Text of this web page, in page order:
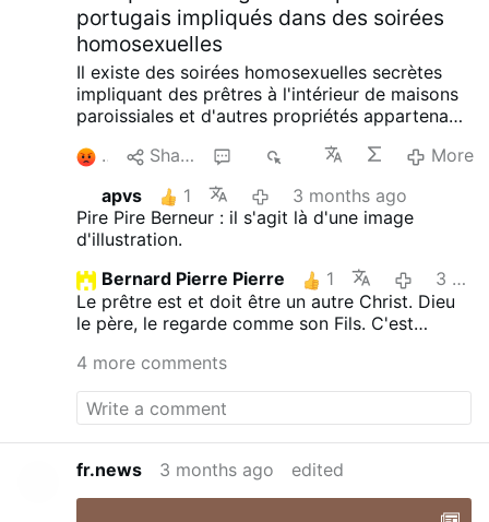
portugais impliqués dans des soirées
homosexuelles
Il existe des soirées homosexuelles secrètes
impliquant des prêtres à l'intérieur de maisons
paroissiales et d'autres propriétés appartenant
Portugal, rapporte CmJornal.pt le 8 mai. Les
rencontres ont été organisées par le biais d'une
application de rencontres homosexuelles, les
lieux et les codes d'accès étant ensuite
partagés via WhatsApp.
lieu dans des motels, mais aussi à l'intérieur de
bâtiments appartenant à l'église et de maisons
paroissiales. Les participants auraient eu la
possibilité d'arriver masqués ou de révéler
ouvertement leur identité.
plusieurs de ces événements et a ensuite
déposé une plainte auprès de la police
judiciaire portugaise. Joaquim a décrit des
scènes d'activité sexuelle intense qui duraient
jusqu'à l'aube : "De nombreux prêtres viennent
masqués, mais pendant la nuit, ils les enlèvent",
1 Share
More
apvs
1
3 months ago
Pire Pire Berneur : il s'agit là d'une image
d'illustration.
Bernard Pierre Pierre
1
3 months ago
Le prêtre est et doit être un autre Christ. Dieu
le père, le regarde comme son Fils. C'est
Mais comme l'écrit 5480, il s'agit d'une image
de l'IA, donc, à jeter à la poubelle.
4 more comments
fr.news 3 months ago edited